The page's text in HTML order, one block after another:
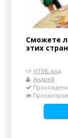
Сможете
этих
HTML-код
Андрей